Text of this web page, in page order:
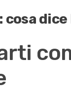
dice